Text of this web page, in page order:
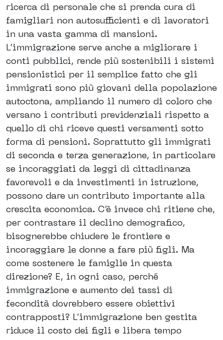
ricerca di personale che si prenda cura di
famigliari non autosufficienti e di lavoratori
in una vasta gamma di mansioni.
L’immigrazione serve anche a migliorare i
conti pubblici, rende più sostenibili i sistemi
pensionistici per il semplice fatto che gli
immigrati sono più giovani della popolazione
autoctona, ampliando il numero di coloro che
versano i contributi previdenziali rispetto a
quello di chi riceve questi versamenti sotto
forma di pensioni. Soprattutto gli immigrati
di seconda e terza generazione, in particolare
se incoraggiati da leggi di cittadinanza
favorevoli e da investimenti in istruzione,
possono dare un contributo importante alla
crescita economica. C’è invece chi ritiene che,
per contrastare il declino demografico,
bisognerebbe chiudere le frontiere e
incoraggiare le donne a fare più figli. Ma
come sostenere le famiglie in questa
direzione? E, in ogni caso, perché
immigrazione e aumento dei tassi di
fecondità dovrebbero essere obiettivi
contrapposti? L’immigrazione ben gestita
riduce il costo dei figli e libera tempo